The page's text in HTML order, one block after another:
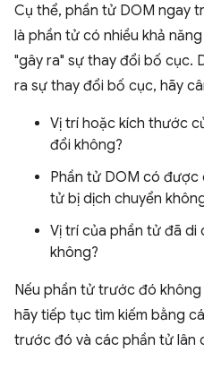
Cụ thể, phần tử DOM ngay
là phần tử có nhiều khả
"gây ra" sự thay đổi bố cục.
ra sự thay đổi bố cục, hãy
Vị trí hoặc kích thước
đổi không?
Phần tử DOM có
tử bị dịch chuyển
Vị trí của phần tử đã di
không?
Nếu phần tử trước đó
hãy tiếp tục tìm kiếm bằng
trước đó và các phần tử lân